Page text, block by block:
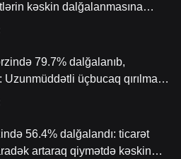
kəskin dalğalanmasına
79.7% dalğalanıb,
üçbucaq qırılması
56.4% dalğalandı: ticarət
artaraq qiymətdə kəskin